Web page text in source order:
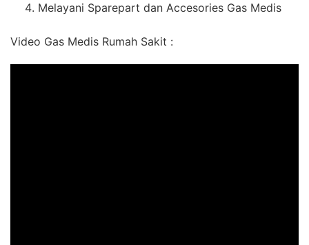
Melayani Sparepart dan Accesories Gas Medis
Video Gas Medis Rumah Sakit :